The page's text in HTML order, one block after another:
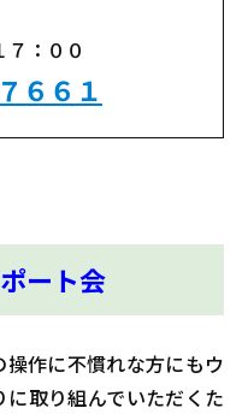
：００
６６１
ート会
作に不慣れな方にもウ
取り組んでいただくた